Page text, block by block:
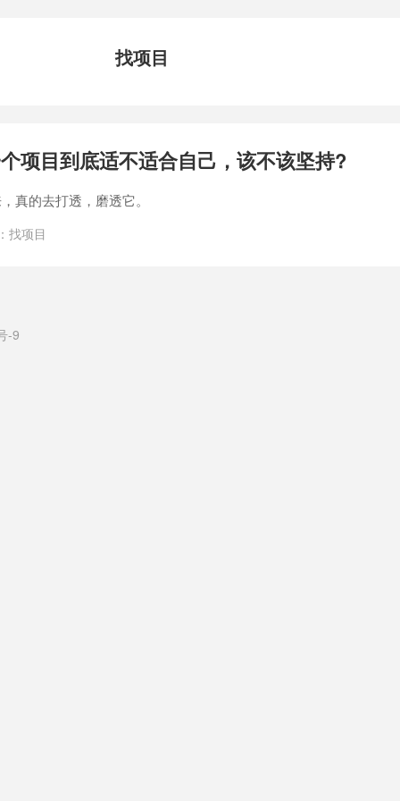
找项目
项目到底适不适合自己，该不该坚持?
真的去打透，磨透它。
找项目
-9